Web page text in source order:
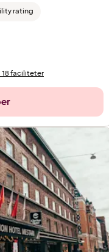
rating
18 faciliteter